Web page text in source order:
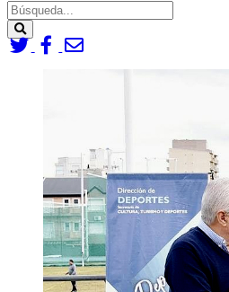
Search